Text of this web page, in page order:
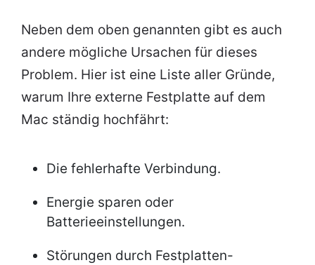
Neben dem oben genannten gibt es auch
andere mögliche Ursachen für dieses
Problem. Hier ist eine Liste aller Gründe,
warum Ihre externe Festplatte auf dem
Mac ständig hochfährt:
Die fehlerhafte Verbindung.
Energie sparen oder
Batterieeinstellungen.
Störungen durch Festplatten-